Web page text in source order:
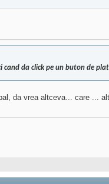
da click pe un buton de
da vrea altceva... care ...